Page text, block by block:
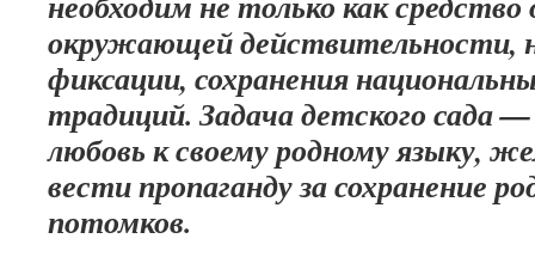
окружающей действительности,
фиксации, сохранения
традиций. Задача детского сада
любовь к своему родному языку,
вести пропаганду за сохранение
потомков.